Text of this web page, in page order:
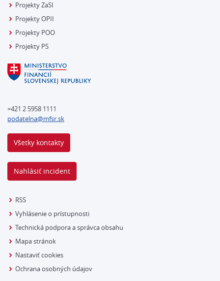
Projekty ZaSI
Projekty OPII
Projekty POO
Projekty PS
+421 2 5958 1111
podatelna@mfsr.sk
Všetky kontakty
Nahlásiť incident
RSS
Vyhlásenie o prístupnosti
Technická podpora a správca obsahu
Mapa stránok
Nastaviť cookies
Ochrana osobných údajov